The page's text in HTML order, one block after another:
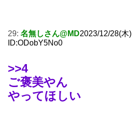
29: 名無しさん@MD2023/12/28(木
ID:ODobY5No0
>>4
ご褒美やん
やってほしい